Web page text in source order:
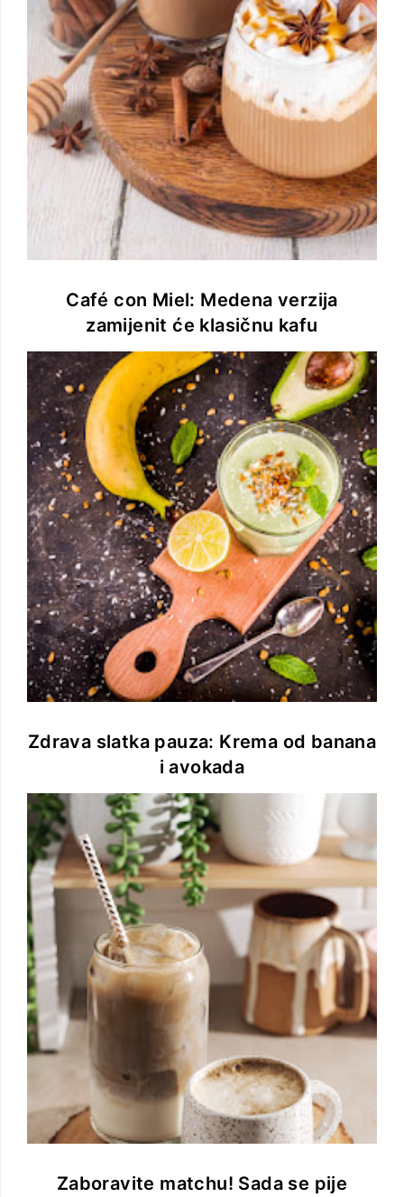
Café con Miel: Medena verzija
zamijenit će klasičnu kafu
Zdrava slatka pauza: Krema od banana
i avokada
Zaboravite matchu! Sada se pije